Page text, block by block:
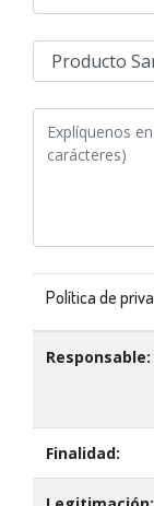
Política de
Responsable:
Finalidad: